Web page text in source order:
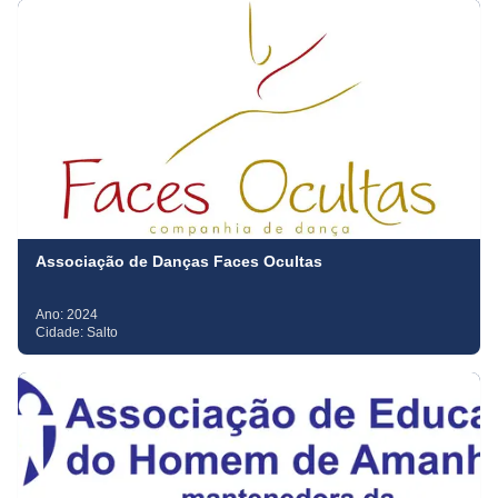
Associação de Danças Faces Ocultas
Ano: 2024
Cidade: Salto